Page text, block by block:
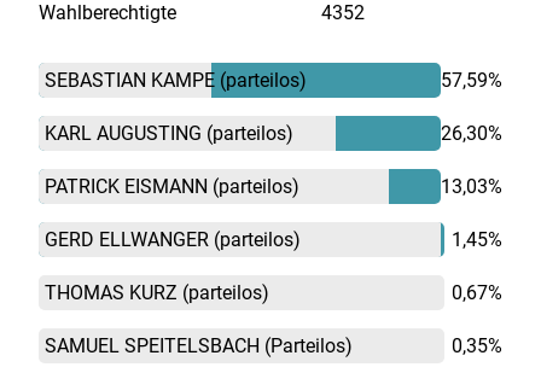
Wahlberechtigte
4352
SEBASTIAN KAMPE (parteilos) 57,59%
KARL AUGUSTING (parteilos) 26,30%
PATRICK EISMANN (parteilos) 13,03%
GERD ELLWANGER (parteilos) 1,45%
THOMAS KURZ (parteilos) 0,67%
SAMUEL SPEITELSBACH (Parteilos) 0,35%